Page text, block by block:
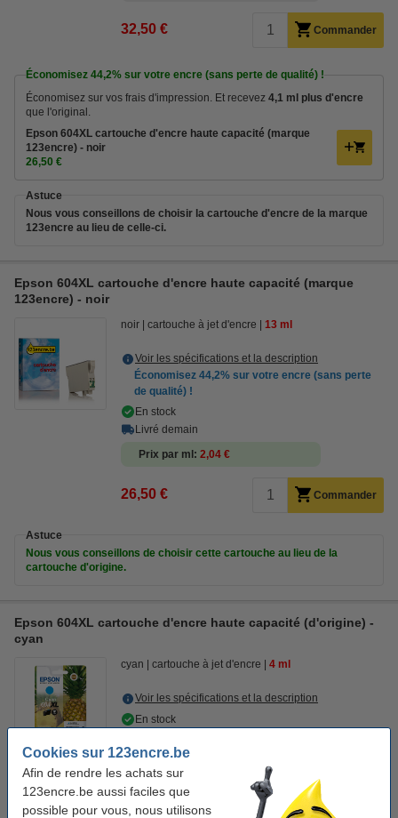
Cookies sur 123encre.be
Afin de rendre les achats sur
123encre.be aussi faciles que
possible pour vous, nous utilisons
32,50 € Commander
Économisez 44,2% sur votre encre (sans perte de qualité) !
Économisez sur vos frais d'impression. Et recevez 4,1 ml plus d'encre
que l'original.
Epson 604XL cartouche d'encre haute capacité (marque
123encre) - noir
26,50 €
Astuce
Nous vous conseillons de choisir la cartouche d'encre de la marque
123encre au lieu de celle-ci.
Epson 604XL cartouche d'encre haute capacité (marque
123encre) - noir
noir cartouche à jet d'encre 13 ml
Voir les spécifications et la description
Économisez 44,2% sur votre encre (sans perte
de qualité) !
En stock
Livré demain
Prix par ml
2,04 €
26,50 € Commander
Astuce
Nous vous conseillons de choisir cette cartouche au lieu de la
cartouche d'origine.
Epson 604XL cartouche d'encre haute capacité (d'origine) -
cyan
cyan cartouche à jet d'encre 4 ml
Voir les spécifications et la description
En stock
Commander